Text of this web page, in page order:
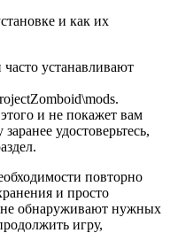
и как их
устанавливают
и не покажет вам
удостоверьтесь,
повторно
и просто
обнаруживают нужных
игру,